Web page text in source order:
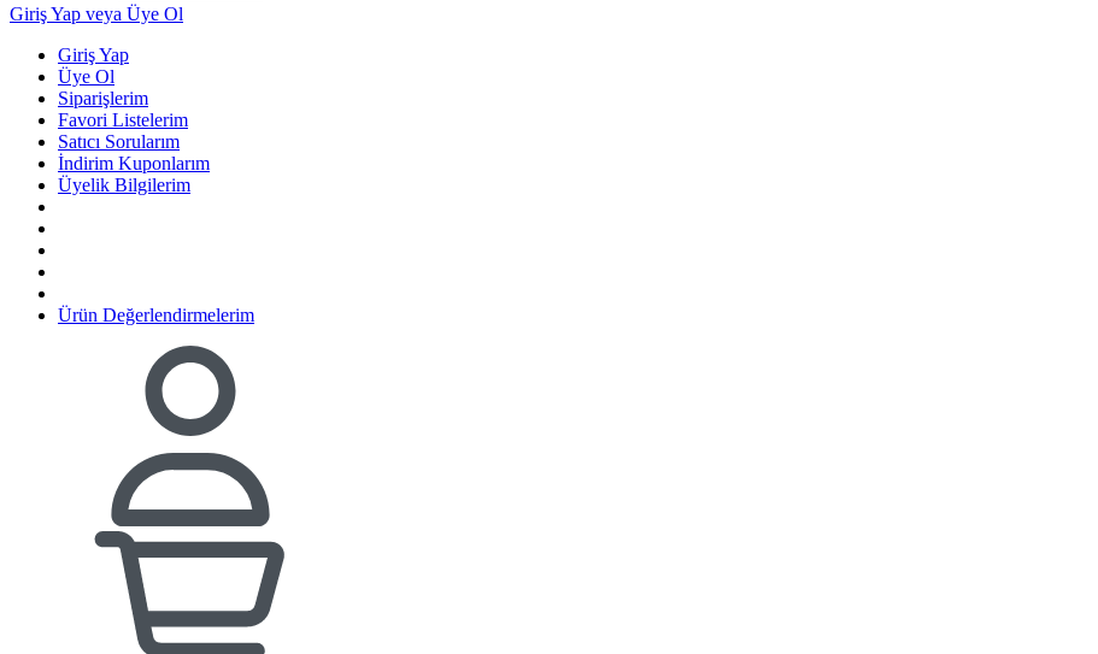
Giriş Yap veya Üye Ol
Giriş Yap
Üye Ol
Siparişlerim
Favori Listelerim
Satıcı Sorularım
İndirim Kuponlarım
Üyelik Bilgilerim
Ürün Değerlendirmelerim